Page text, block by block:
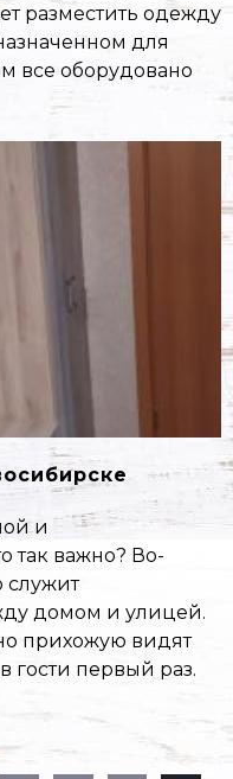
разместить одежду
для
все оборудовано
и
так важно? Во-
служит
домом и улицей.
прихожую видят
гости первый раз.